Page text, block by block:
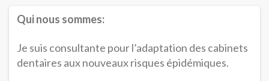
Qui nous sommes:
Je suis consultante pour l’adaptation des cabinets
dentaires aux nouveaux risques épidémiques.